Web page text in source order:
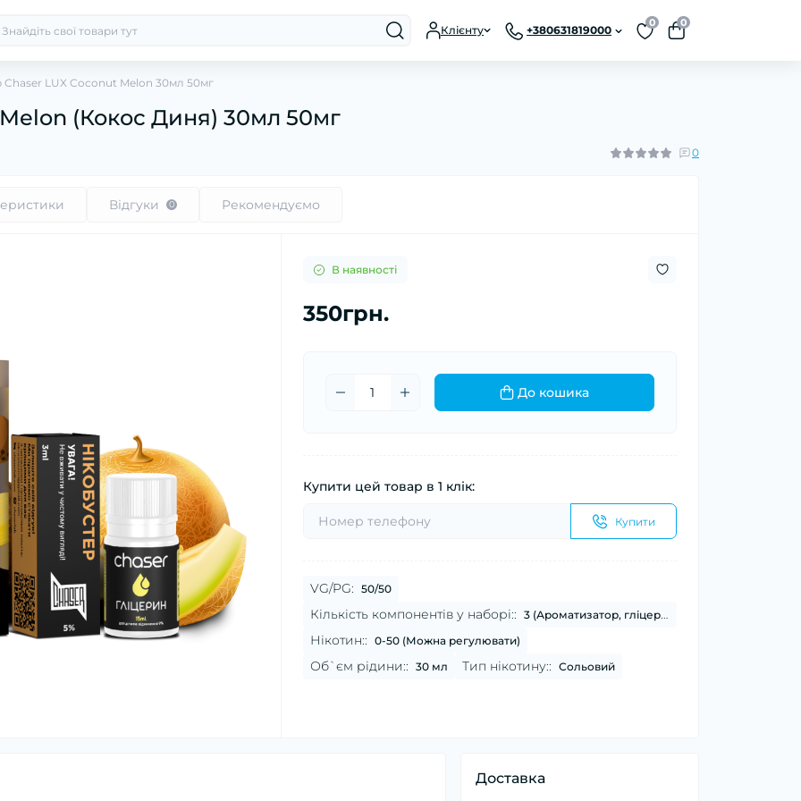
Клієнту +380631819000
0 0
Chaser LUX Coconut Melon 30мл 50мг
(Кокос Диня) 30мл 50мг
0
Відгуки 0 Рекомендуємо
В наявності
350грн.
До кошика
Купити цей товар в 1 клік:
Купити
VG/PG: 50/50
Кількість компонентів у наборі:: 3 (Ароматизатор, гліцерин, нікотин)
Нікотин:: 0-50 (Можна регулювати)
Об`єм рідини:: 30 мл Тип нікотину:: Сольовий
Доставка